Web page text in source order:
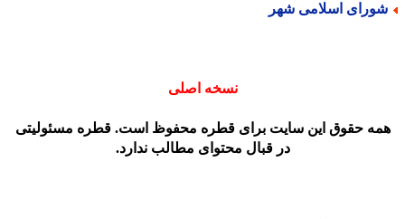
اسلامی شهر
نسخه اصلی
حقوق این سایت برای قطره محفوظ است. قطره مسئولیتی
در قبال محتوای مطالب ندارد.